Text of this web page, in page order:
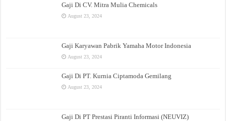
Gaji Di CV. Mitra Mulia Chemicals
August 23, 2024
Gaji Karyawan Pabrik Yamaha Motor Indonesia
August 23, 2024
Gaji Di PT. Kurnia Ciptamoda Gemilang
August 23, 2024
Gaji Di PT Prestasi Piranti Informasi (NEUVIZ)